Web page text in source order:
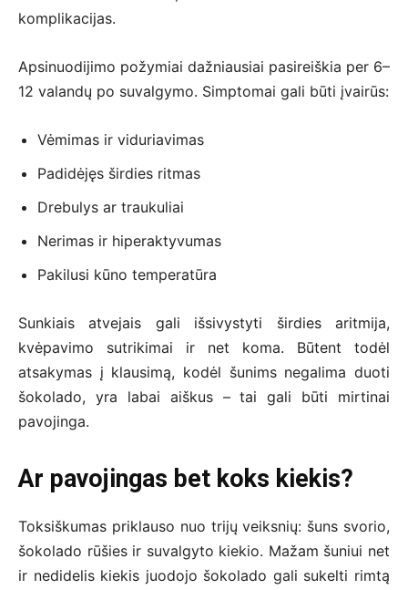
komplikacijas.
Apsinuodijimo požymiai dažniausiai pasireiškia per 6–
12 valandų po suvalgymo. Simptomai gali būti įvairūs:
Vėmimas ir viduriavimas
Padidėjęs širdies ritmas
Drebulys ar traukuliai
Nerimas ir hiperaktyvumas
Pakilusi kūno temperatūra
Sunkiais atvejais gali išsivystyti širdies aritmija,
kvėpavimo sutrikimai ir net koma. Būtent todėl
atsakymas į klausimą, kodėl šunims negalima duoti
šokolado, yra labai aiškus – tai gali būti mirtinai
pavojinga.
Ar pavojingas bet koks kiekis?
Toksiškumas priklauso nuo trijų veiksnių: šuns svorio,
šokolado rūšies ir suvalgyto kiekio. Mažam šuniui net
ir nedidelis kiekis juodojo šokolado gali sukelti rimtą